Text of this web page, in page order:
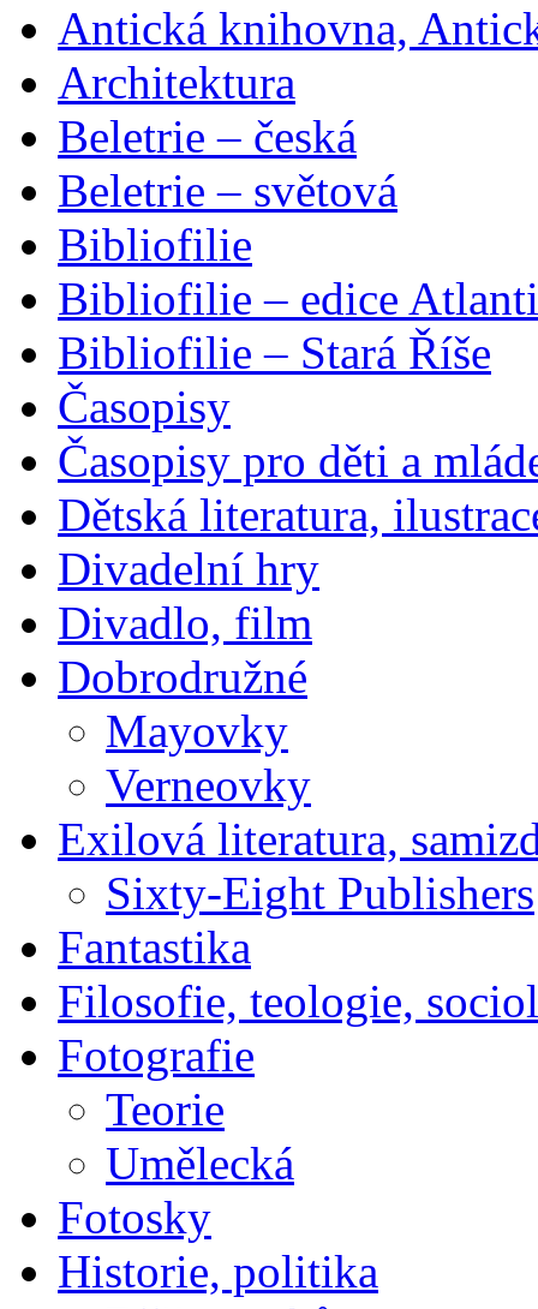
Antická knihovna,
Architektura
Beletrie – česká
Beletrie – světová
Bibliofilie
Bibliofilie – edice
Bibliofilie – Stará Říše
Časopisy
Časopisy pro děti a
Dětská literatura,
Divadelní hry
Divadlo, film
Dobrodružné
Mayovky
Verneovky
Exilová literatura,
Sixty-Eight Publishers
Fantastika
Filosofie, teologie,
Fotografie
Teorie
Umělecká
Fotosky
Historie, politika